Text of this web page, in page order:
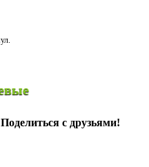
Поделиться с друзьями!